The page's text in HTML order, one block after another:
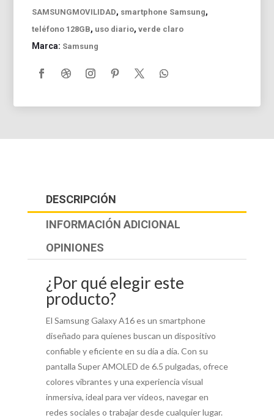
SAMSUNGMOVILIDAD, smartphone Samsung,
teléfono 128GB, uso diario,verde claro
Marca: Samsung
DESCRIPCIÓN
INFORMACIÓN ADICIONAL
OPINIONES
¿Por qué elegir este
producto?
El Samsung Galaxy A16 es un smartphone
diseñado para quienes buscan un dispositivo
confiable y eficiente en su día a día. Con su
pantalla Super AMOLED de 6.5 pulgadas, ofrece
colores vibrantes y una experiencia visual
inmersiva, ideal para ver videos, navegar en
redes sociales o trabajar desde cualquier lugar.